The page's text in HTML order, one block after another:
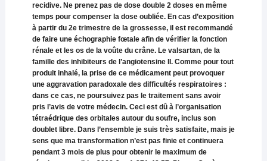
recidive. Ne prenez pas de dose double 2 doses en même
temps pour compenser la dose oubliée. En cas d’exposition
à partir du 2e trimestre de la grossesse, il est recommandé
de faire une échographie fœtale afin de vérifier la fonction
rénale et les os de la voûte du crâne. Le valsartan, de la
famille des inhibiteurs de l’angiotensine II. Comme pour tout
produit inhalé, la prise de ce médicament peut provoquer
une aggravation paradoxale des difficultés respiratoires :
dans ce cas, ne poursuivez pas le traitement sans avoir
pris l’avis de votre médecin. Ceci est dû à l’organisation
tétraédrique des orbitales autour du soufre, inclus son
doublet libre. Dans l’ensemble je suis très satisfaite, mais je
sens que ma transformation n’est pas finie et continuera
pendant 3 mois de plus pour obtenir le maximum de